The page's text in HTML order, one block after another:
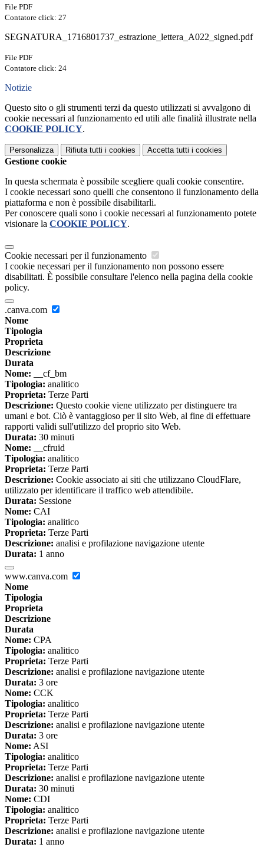
File PDF
Contatore click: 27
SEGNATURA_1716801737_estrazione_lettera_A022_signed.pdf
File PDF
Contatore click: 24
Notizie
Questo sito o gli strumenti terzi da questo utilizzati si avvalgono di
cookie necessari al funzionamento ed utili alle finalità illustrate nella
COOKIE POLICY.
Personalizza Rifiuta tutti i cookies Accetta tutti i cookies
Gestione cookie
In questa schermata è possibile scegliere quali cookie consentire.
I cookie necessari sono quelli che consentono il funzionamento della
piattaforma e non è possibile disabilitarli.
Per conoscere quali sono i cookie necessari al funzionamento potete
visionare la COOKIE POLICY.
Cookie necessari per il funzionamento
I cookie necessari per il funzionamento non possono essere
disabilitati. È possibile consultare l'elenco nella pagina della cookie
policy.
.canva.com
Nome
Tipologia
Proprieta
Descrizione
Durata
Nome: __cf_bm
Tipologia: analitico
Proprieta: Terze Parti
Descrizione: Questo cookie viene utilizzato per distinguere tra
umani e bot. Ciò è vantaggioso per il sito Web, al fine di effettuare
rapporti validi sull'utilizzo del proprio sito Web.
Durata: 30 minuti
Nome: __cfruid
Tipologia: analitico
Proprieta: Terze Parti
Descrizione: Cookie associato ai siti che utilizzano CloudFlare,
utilizzato per identificare il traffico web attendibile.
Durata: Sessione
Nome: CAI
Tipologia: analitico
Proprieta: Terze Parti
Descrizione: analisi e profilazione navigazione utente
Durata: 1 anno
www.canva.com
Nome
Tipologia
Proprieta
Descrizione
Durata
Nome: CPA
Tipologia: analitico
Proprieta: Terze Parti
Descrizione: analisi e profilazione navigazione utente
Durata: 3 ore
Nome: CCK
Tipologia: analitico
Proprieta: Terze Parti
Descrizione: analisi e profilazione navigazione utente
Durata: 3 ore
Nome: ASI
Tipologia: analitico
Proprieta: Terze Parti
Descrizione: analisi e profilazione navigazione utente
Durata: 30 minuti
Nome: CDI
Tipologia: analitico
Proprieta: Terze Parti
Descrizione: analisi e profilazione navigazione utente
Durata: 1 anno